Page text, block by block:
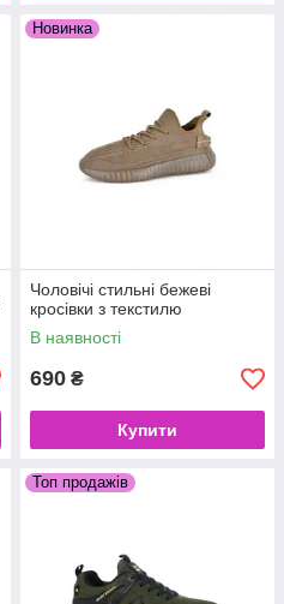
Новинка
Чоловічі стильні бежеві
кросівки з текстилю
В наявності
690 ₴
Купити
Топ продажів